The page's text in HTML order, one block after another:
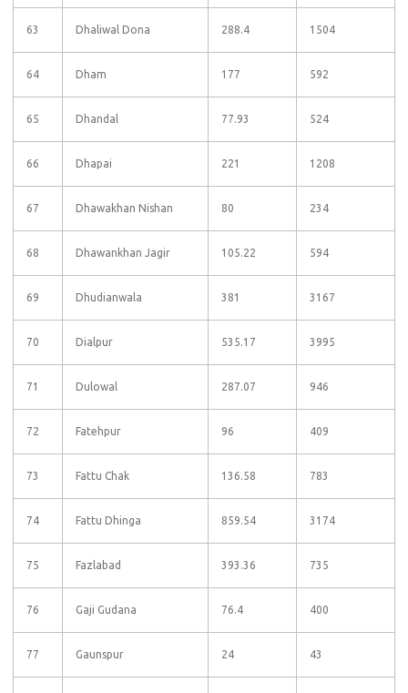
63 Dhaliwal Dona 288.4 1504
64 Dham 177 592
65 Dhandal 77.93 524
66 Dhapai 221 1208
67 Dhawakhan Nishan 80 234
68 Dhawankhan Jagir 105.22 594
69 Dhudianwala 381 3167
70 Dialpur 535.17 3995
71 Dulowal 287.07 946
72 Fatehpur 96 409
73 Fattu Chak 136.58 783
74 Fattu Dhinga 859.54 3174
75 Fazlabad 393.36 735
76 Gaji Gudana 76.4 400
77 Gaunspur 24 43